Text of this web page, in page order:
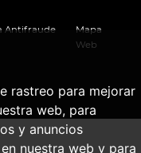
rastreo para mejorar
web, para
y anuncios
nuestra web y para
Antifraude
Mapa
Web